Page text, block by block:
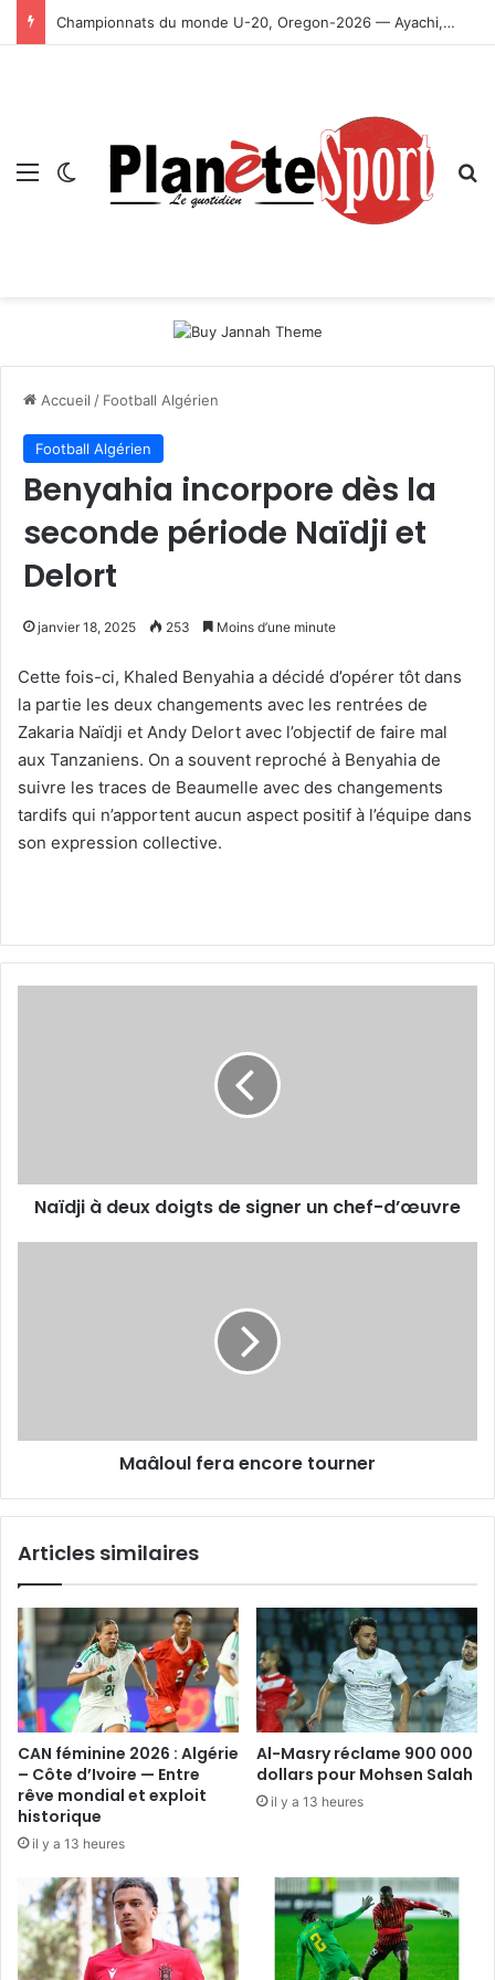
Championnats du monde U-20, Oregon-2026 — Ayachi, Dissa, Touahria et Ghezali en finale
Menu Switch skin
Accueil / Football Algérien
Football Algérien
Benyahia incorpore dès la
seconde période Naïdji et
Delort
janvier 18, 2025 253 Moins d’une minute
Cette fois-ci, Khaled Benyahia a décidé d’opérer tôt dans
la partie les deux changements avec les rentrées de
Zakaria Naïdji et Andy Delort avec l’objectif de faire mal
aux Tanzaniens. On a souvent reproché à Benyahia de
suivre les traces de Beaumelle avec des changements
tardifs qui n’apportent aucun aspect positif à l’équipe dans
son expression collective.
d’œuvre
Naïdji à deux doigts de signer un chef-d’œuvre
Maâloul fera encore tourner
Articles similaires
CAN féminine 2026 : Algérie
– Côte d’Ivoire — Entre
rêve mondial et exploit
historique
il y a 13 heures
Al-Masry réclame 900 000
dollars pour Mohsen Salah
il y a 13 heures